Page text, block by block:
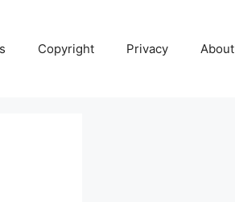
Copyright Privacy About